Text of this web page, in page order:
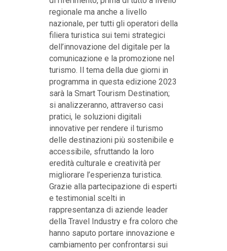
regionale ma anche a livello
nazionale, per tutti gli operatori della
filiera turistica sui temi strategici
dell’innovazione del digitale per la
comunicazione e la promozione nel
turismo. Il tema della due giorni in
programma in questa edizione 2023
sarà la Smart Tourism Destination;
si analizzeranno, attraverso casi
pratici, le soluzioni digitali
innovative per rendere il turismo
delle destinazioni più sostenibile e
accessibile, sfruttando la loro
eredità culturale e creatività per
migliorare l’esperienza turistica.
Grazie alla partecipazione di esperti
e testimonial scelti in
rappresentanza di aziende leader
della Travel Industry e fra coloro che
hanno saputo portare innovazione e
cambiamento per confrontarsi sui